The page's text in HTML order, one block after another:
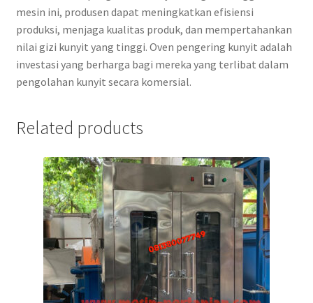
mesin ini, produsen dapat meningkatkan efisiensi
produksi, menjaga kualitas produk, dan mempertahankan
nilai gizi kunyit yang tinggi. Oven pengering kunyit adalah
investasi yang berharga bagi mereka yang terlibat dalam
pengolahan kunyit secara komersial.
Related products